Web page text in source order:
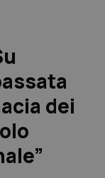
dei